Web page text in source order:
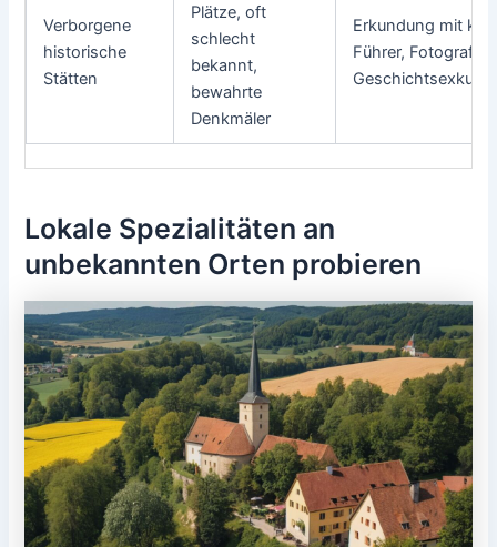
Verborgene
historische
Stätten
Plätze, oft
schlecht
bekannt,
bewahrte
Denkmäler
Erkundung mit
Führer, Fotografie,
Lokale Spezialitäten an
unbekannten Orten probieren